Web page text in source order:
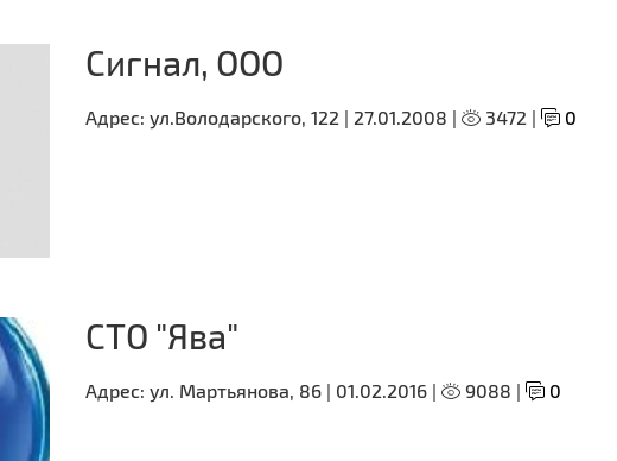
Сигнал, ООО
Адрес: ул.Володарского, 122 | 27.01.2008 | 3472 | 0
СТО "Ява"
Адрес: ул. Мартьянова, 86 | 01.02.2016 | 9088 | 0